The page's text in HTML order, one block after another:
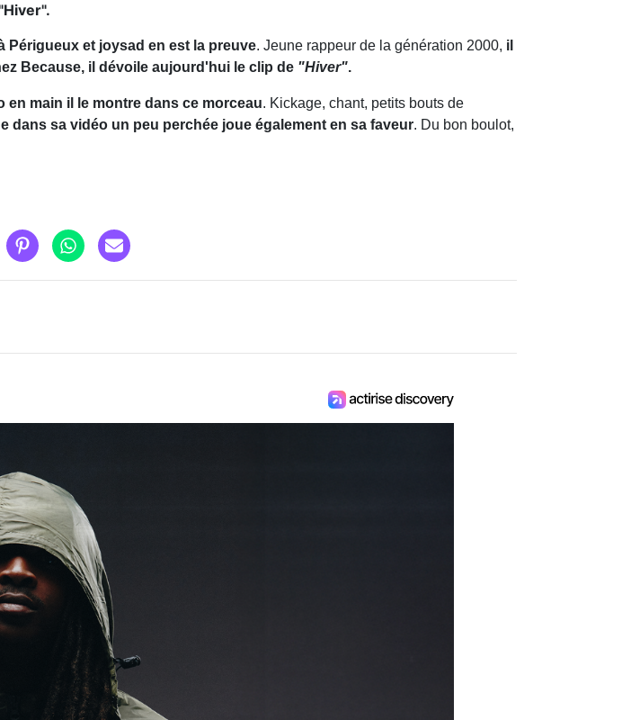
Périgueux et joysad en est la preuve. Jeune rappeur de la génération 2000, il
Because, il dévoile aujourd'hui le clip de "Hiver".
main il le montre dans ce morceau. Kickage, chant, petits bouts de
dans sa vidéo un peu perchée joue également en sa faveur. Du bon boulot,